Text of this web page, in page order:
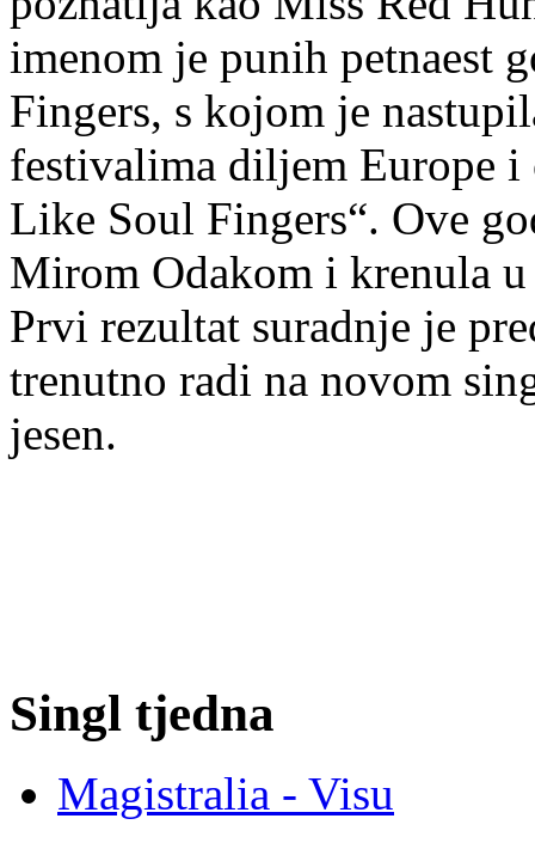
imenom je punih petnaest
Fingers, s kojom je
festivalima diljem Europe
Like Soul Fingers“. Ove
Mirom Odakom i krenula
Prvi rezultat suradnje je
trenutno radi na novom
jesen.
Singl tjedna
Magistralia - Visu